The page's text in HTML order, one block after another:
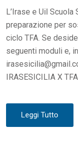
L’Irase e Uil
preparazione per
ciclo TFA. Se
seguenti moduli e,
IRASESICILIA X
Leggi Tutto